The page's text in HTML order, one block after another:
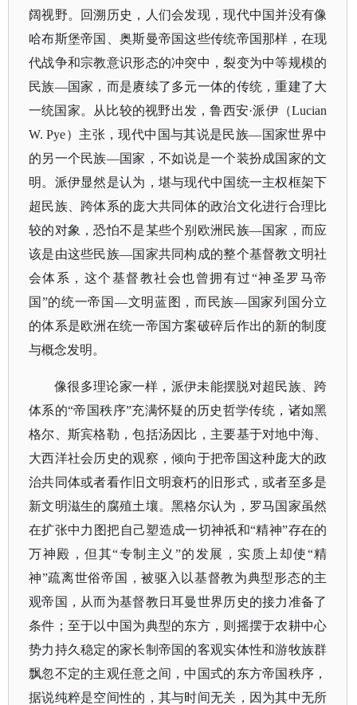
阔视野。回溯历史，人们会发现，现代中国并没有像
哈布斯堡帝国、奥斯曼帝国这些传统帝国那样，在现
代战争和宗教意识形态的冲突中，裂变为中等规模的
民族—国家，而是赓续了多元一体的传统，重建了大
一统国家。从比较的视野出发，鲁西安·派伊（Lucian
W. Pye）主张，现代中国与其说是民族—国家世界中
的另一个民族—国家，不如说是一个装扮成国家的文
明。派伊显然是认为，堪与现代中国统一主权框架下
超民族、跨体系的庞大共同体的政治文化进行合理比
较的对象，恐怕不是某些个别欧洲民族—国家，而应
该是由这些民族—国家共同构成的整个基督教文明社
会体系，这个基督教社会也曾拥有过“神圣罗马帝
国”的统一帝国—文明蓝图，而民族—国家列国分立
的体系是欧洲在统一帝国方案破碎后作出的新的制度
与概念发明。
像很多理论家一样，派伊未能摆脱对超民族、跨
体系的“帝国秩序”充满怀疑的历史哲学传统，诸如黑
格尔、斯宾格勒，包括汤因比，主要基于对地中海、
大西洋社会历史的观察，倾向于把帝国这种庞大的政
治共同体或者看作旧文明衰朽的旧形式，或者至多是
新文明滋生的腐殖土壤。黑格尔认为，罗马国家虽然
在扩张中力图把自己塑造成一切神祇和“精神”存在的
万神殿，但其“专制主义”的发展，实质上却使“精
神”疏离世俗帝国，被驱入以基督教为典型形态的主
观帝国，从而为基督教日耳曼世界历史的接力准备了
条件；至于以中国为典型的东方，则摇摆于农耕中心
势力持久稳定的家长制帝国的客观实体性和游牧族群
飘忽不定的主观任意之间，中国式的东方帝国秩序，
据说纯粹是空间性的，其与时间无关，因为其中无所